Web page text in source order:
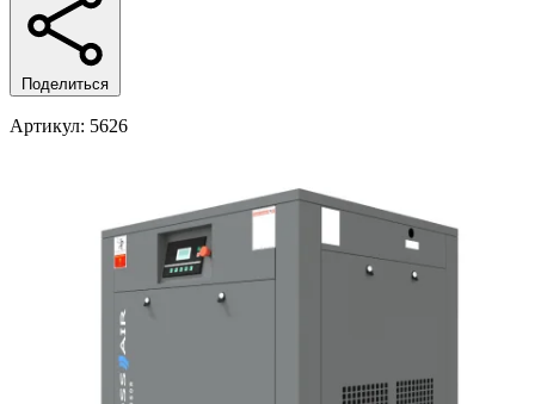
Поделиться
Артикул: 5626